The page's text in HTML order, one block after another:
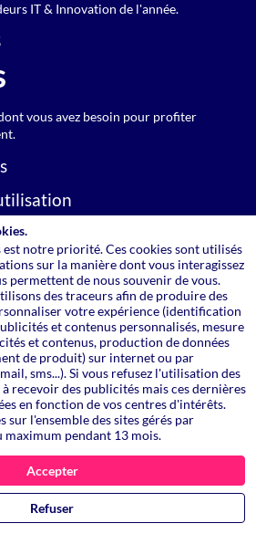
IT & Innovation de l'année.
vous avez besoin pour profiter
vous avez besoin pour profiter
by ITiForums
est notre priorité. Ces cookies sont utilisés
sur la manière dont vous interagissez
permettent de nous souvenir de vous.
des traceurs afin de produire des
votre expérience (identification
et contenus personnalisés, mesure
et contenus, production de données
de produit) sur internet ou par
sms...). Si vous refusez l'utilisation des
recevoir des publicités mais ces dernières
en fonction de vos centres d'intérêts.
sur l'ensemble des sites gérés par
maximum pendant 13 mois.
Accepter
Refuser